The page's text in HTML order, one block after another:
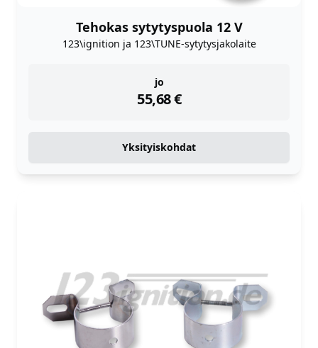
Tehokas sytytyspuola 12 V
123\ignition ja 123\TUNE-sytytysjakolaite
jo
55,68€
instock
Yksityiskohdat